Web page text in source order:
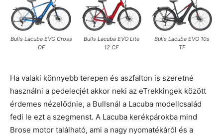
Bulls Lacuba EVO Cross
DF
Bulls Lacuba EVO Lite
12 CF
Bulls Lacuba EVO 10s
TF
Ha valaki könnyebb terepen és aszfalton is szeretné
használni a pedelecjét akkor neki az eTrekkingek között
érdemes nézelődnie, a Bullsnál a Lacuba modellcsalád
fedi le ezt a szegmenst. A Lacuba kerékpárokba mind
Brose motor található, ami a nagy nyomatékáról és a